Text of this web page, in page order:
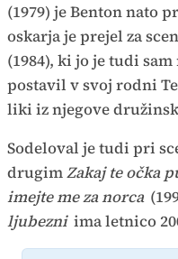
(1979) je Benton nato
oskarja je prejel za
(1984), ki jo je tudi
postavil v svoj rodni
liki iz njegove
Sodeloval je tudi pri
drugimZakaj te očka
imejte me za norca
ljubezni ima letnico